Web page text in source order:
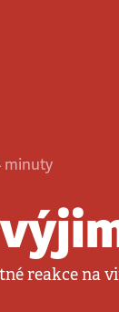
minuty
reakce na